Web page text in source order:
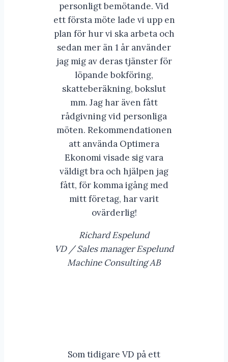
personligt bemötande. Vid
ett första möte lade vi upp en
plan för hur vi ska arbeta och
sedan mer än 1 år använder
jag mig av deras tjänster för
löpande bokföring,
skatteberäkning, bokslut
mm. Jag har även fått
rådgivning vid personliga
möten. Rekommendationen
att använda Optimera
Ekonomi visade sig vara
väldigt bra och hjälpen jag
fått, för komma igång med
mitt företag, har varit
ovärderlig!
Richard Espelund
VD / Sales manager Espelund
Machine Consulting AB
Som tidigare VD på ett